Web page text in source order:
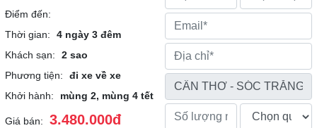
Điểm đến:
Thời gian:
4 ngày 3 đêm
Khách sạn:
2 sao
Phương tiện:
đi xe về xe
Khởi hành:
mùng 2, mùng 4 tết
Giá bán: 3.480.000đ